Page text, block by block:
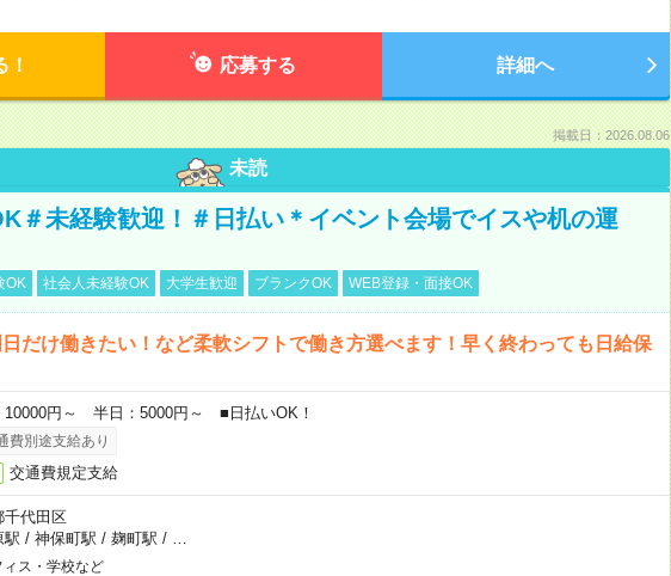
！ 応募する 詳細へ
掲載日：2026.08.06
未読
＃未経験歓迎！＃日払い＊イベント会場でイスや机の運
OK 社会人未経験OK 大学生歓迎 ブランクOK WEB登録・面接OK
だけ働きたい！など柔軟シフトで働き方選べます！早く終わっても日給保
10000円～ 半日：5000円～ ■日払いOK！
費別途支給あり
交通費規定支給
千代田区
駅 / 神保町駅 / 麹町駅 /
ィス・学校など